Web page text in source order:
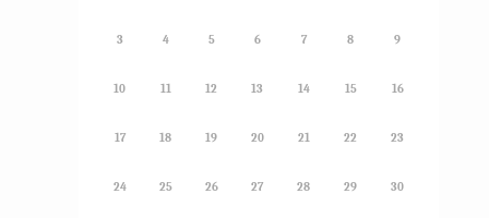
3 4 5 6 7 8 9
10 11 12 13 14 15 16
17 18 19 20 21 22 23
24 25 26 27 28 29 30